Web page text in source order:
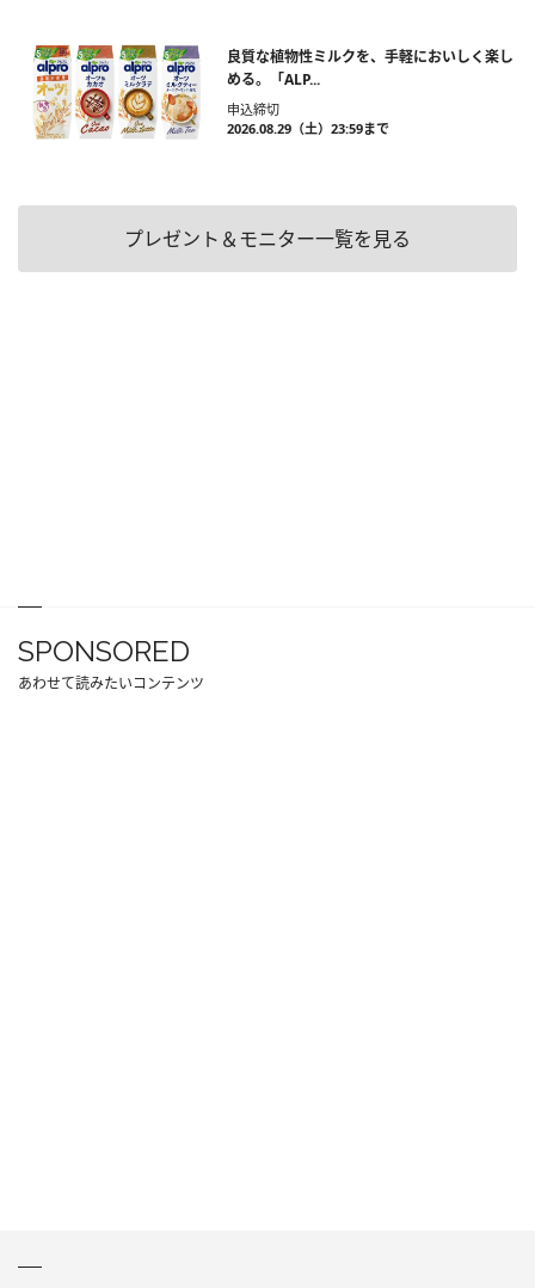
良質な植物性ミルクを、手軽においしく楽し
める。「ALP...
申込締切
2026.08.29（土）23:59まで
プレゼント＆モニター一覧を見る
SPONSORED
あわせて読みたいコンテンツ